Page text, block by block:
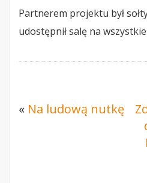
Partnerem projektu był
udostępnił salę na
« Na ludową nutkę